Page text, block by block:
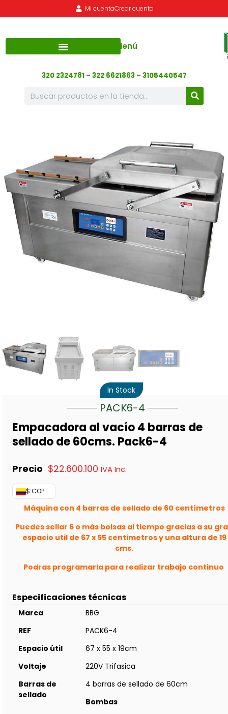
Mi cuentaCrear cuenta
Menú
320 2324781– 322 6621863 – 3105440547
Empacadora al vacío 4 barras de
sellado de 60cms. Pack6-4
$22.600.100 IVA Inc.
$ COP
Máquina con 4 barras de sellado de 60 centímetros
Puedes sellar 6 o más bolsas al tiempo gracias a su
espacio util de 67 x 55 centimetros y una altura de 19
cms.
Podras programarla para realizar trabajo continuo
In Stock
PACK6-4
Especificaciones técnicas
Marca
BBG
REF
PACK6-4
Espacio útil
67 x 55 x 19cm
Voltaje
220V Trifasica
Barras de
sellado
4 barras de sellado de 60cm
Bombas